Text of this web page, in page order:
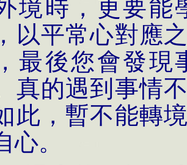
境時，更要能
以平常心對應
最後您會發現
真的遇到事情
此，暫不能轉
心。